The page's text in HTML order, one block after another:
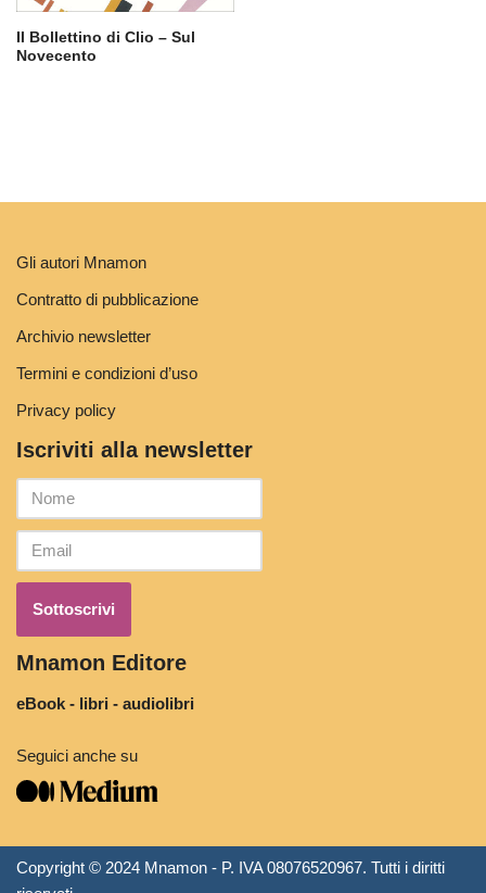
Il Bollettino di Clio – Sul
Novecento
Gli autori Mnamon
Contratto di pubblicazione
Archivio newsletter
Termini e condizioni d’uso
Privacy policy
Iscriviti alla newsletter
Mnamon Editore
eBook - libri - audiolibri
Seguici anche su
Copyright © 2024 Mnamon - P. IVA 08076520967. Tutti i diritti